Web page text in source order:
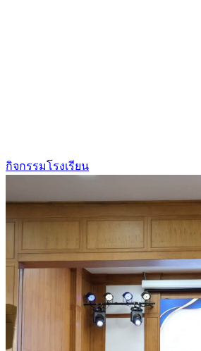
กิจกรรมโรงเรียน